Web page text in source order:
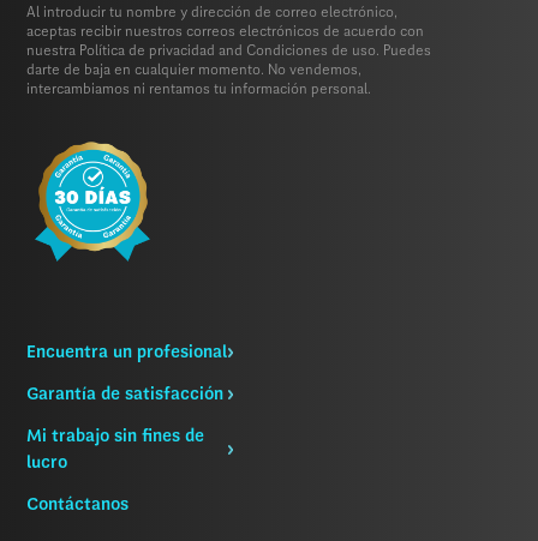
Al introducir tu nombre y dirección de correo electrónico,
aceptas recibir nuestros correos electrónicos de acuerdo con
nuestra Política de privacidad and Condiciones de uso. Puedes
darte de baja en cualquier momento. No vendemos,
intercambiamos ni rentamos tu información personal.
Encuentra un profesional
Garantía de satisfacción
Mi trabajo sin fines de
lucro
Contáctanos